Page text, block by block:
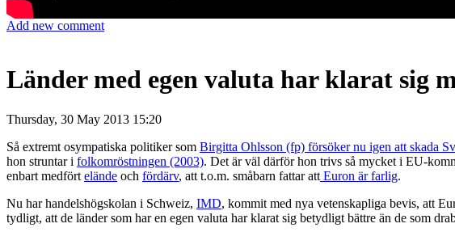
Add new comment
Länder med egen valuta har klarat sig
Thursday, 30 May 2013 15:20
Så extremt osympatiska politiker som Birgitta Ohlsson (fp) försöker nu igen att skada
hon struntar i folkomröstningen (2003). Det är väl därför hon trivs så mycket i EU-
enbart medfört elände och fördärv, att t.o.m. småbarn fattar att Euron är farlig.
Nu har handelshögskolan i Schweiz, IMD, kommit med nya vetenskapliga bevis, att
tydligt, att de länder som har en egen valuta har klarat sig betydligt bättre än de som